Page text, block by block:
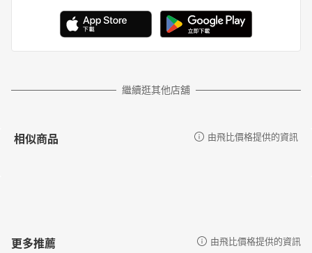
繼續逛其他店舖
相似商品 由飛比價格提供的資訊
更多推薦 由飛比價格提供的資訊